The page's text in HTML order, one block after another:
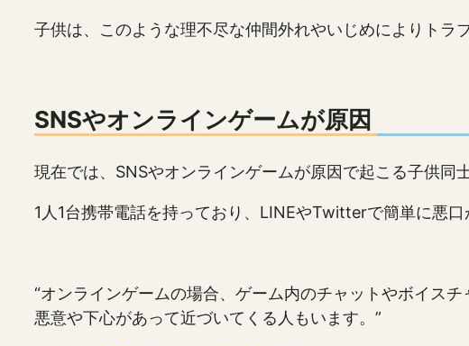
子供は、このような理不尽な仲間外れやいじめによりトラ
SNSやオンラインゲームが原因
現在では、SNSやオンラインゲームが原因で起こる子供同
1人1台携帯電話を持っており、LINEやTwitterで簡単に悪
“オンラインゲームの場合、ゲーム内のチャットやボイス
悪意や下心があって近づいてくる人もいます。”